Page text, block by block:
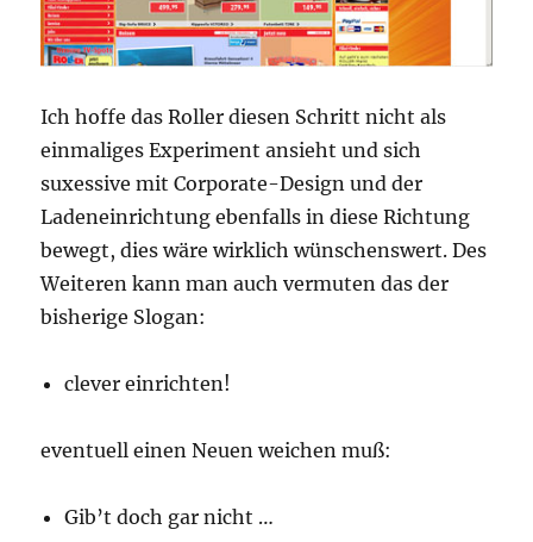
Ich hoffe das Roller diesen Schritt nicht als
einmaliges Experiment ansieht und sich
suxessive mit Corporate-Design und der
Ladeneinrichtung ebenfalls in diese Richtung
bewegt, dies wäre wirklich wünschenswert. Des
Weiteren kann man auch vermuten das der
bisherige Slogan:
clever einrichten!
eventuell einen Neuen weichen muß:
Gib’t doch gar nicht …